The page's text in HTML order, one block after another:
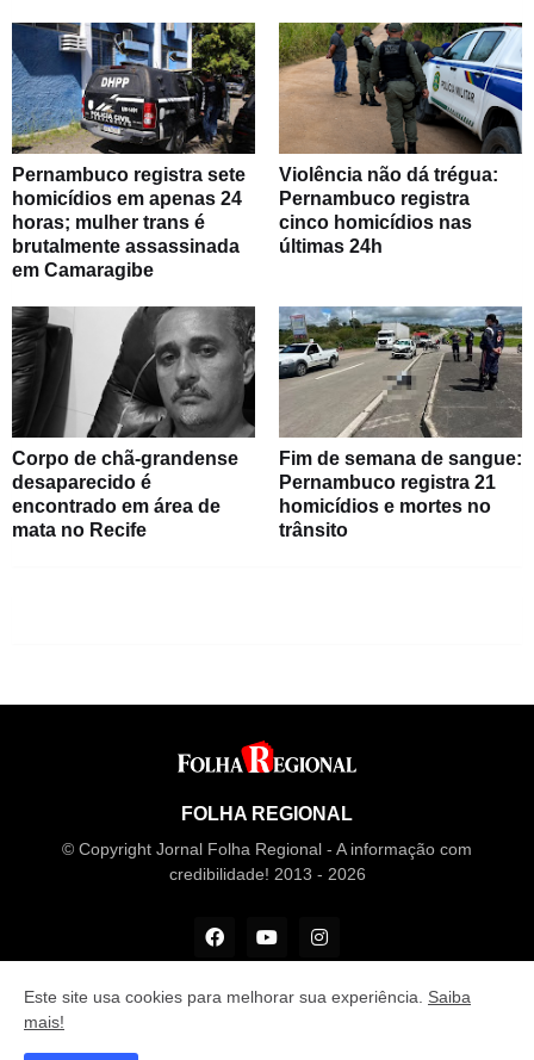
Pernambuco registra sete
homicídios em apenas 24
horas; mulher trans é
brutalmente assassinada
em Camaragibe
Violência não dá trégua:
Pernambuco registra
cinco homicídios nas
últimas 24h
Corpo de chã-grandense
desaparecido é
encontrado em área de
mata no Recife
Fim de semana de sangue:
Pernambuco registra 21
homicídios e mortes no
trânsito
FOLHA REGIONAL
© Copyright Jornal Folha Regional - A informação com
credibilidade! 2013 - 2026
Este site usa cookies para melhorar sua experiência. Saiba
mais!